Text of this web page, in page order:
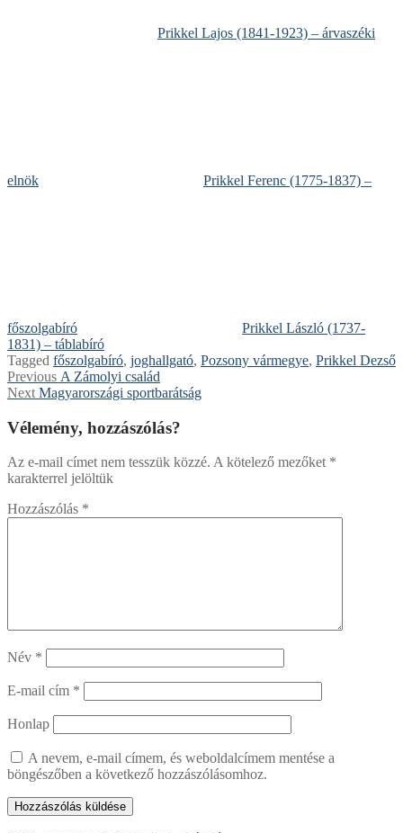
Prikkel Lajos (1841-1923) – árvaszéki
elnök Prikkel Ferenc (1775-1837) –
főszolgabíró
Prikkel László (1737-
1831) – táblabíró
Tagged főszolgabíró, joghallgató, Pozsony vármegye, Prikkel Dezső
Bejegyzés
navigáció
Previous Previous
post:
A Zámolyi család
Next Next
Magyarországi sportbarátság
Vélemény, hozzászólás?
Az e-mail címet nem tesszük közzé. A kötelező mezőket *
karakterrel jelöltük
Hozzászólás *
Név *
E-mail cím *
Honlap
A nevem, e-mail címem, és weboldalcímem mentése a
böngészőben a következő hozzászólásomhoz.